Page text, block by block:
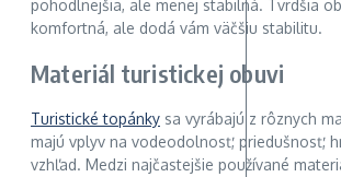
pohodlnejšia, ale menej stabilná. Tvrdšia
komfortná, ale dodá vám väčšiu stabilitu.
Materiál turistickej obuvi
Turistické topánky sa vyrábajú z rôznych
majú vplyv na vodeodolnosť, priedušnosť,
vzhľad. Medzi najčastejšie používané